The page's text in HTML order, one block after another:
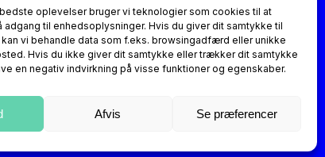
oplevelser bruger vi teknologier som cookies til at
til enhedsoplysninger. Hvis du giver dit samtykke til
vi behandle data som f.eks. browsingadfærd eller unikke
Hvis du ikke giver dit samtykke eller trækker dit samtykke
en negativ indvirkning på visse funktioner og egenskaber.
Afvis Se præferencer
spørgsmål eller leder efter en helt
særlig retro figur.